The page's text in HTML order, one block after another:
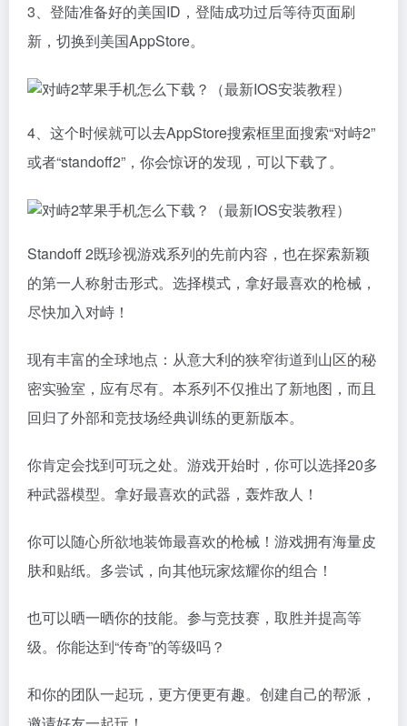
3、登陆准备好的美国ID，登陆成功过后等待页面刷
新，切换到美国AppStore。
4、这个时候就可以去AppStore搜索框里面搜索“对峙2”
或者“standoff2”，你会惊讶的发现，可以下载了。
Standoff 2既珍视游戏系列的先前内容，也在探索新颖
的第一人称射击形式。选择模式，拿好最喜欢的枪械，
尽快加入对峙！
现有丰富的全球地点：从意大利的狭窄街道到山区的秘
密实验室，应有尽有。本系列不仅推出了新地图，而且
回归了外部和竞技场经典训练的更新版本。
你肯定会找到可玩之处。游戏开始时，你可以选择20多
种武器模型。拿好最喜欢的武器，轰炸敌人！
你可以随心所欲地装饰最喜欢的枪械！游戏拥有海量皮
肤和贴纸。多尝试，向其他玩家炫耀你的组合！
也可以晒一晒你的技能。参与竞技赛，取胜并提高等
级。你能达到“传奇”的等级吗？
和你的团队一起玩，更方便更有趣。创建自己的帮派，